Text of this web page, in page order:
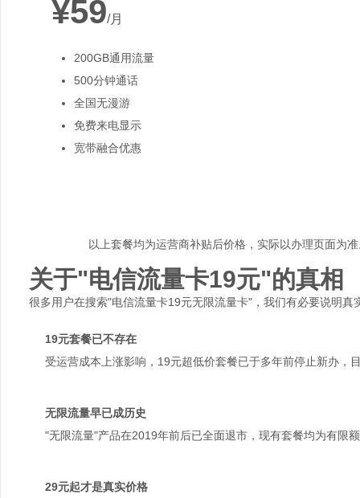
¥59/月
200GB通用流量
500分钟通话
全国无漫游
免费来电显示
宽带融合优惠
以上套餐均为运营商补贴后价格，实际以办理页面为
关于"电信流量卡19元"的真相
很多用户在搜索"电信流量卡19元无限流量卡"，我们有必要说明真
19元套餐已不存在
受运营成本上涨影响，19元超低价套餐已于多年前停止新办，
无限流量早已成历史
"无限流量"产品在2019年前后已全面退市，现有套餐均为有限
29元起才是真实价格